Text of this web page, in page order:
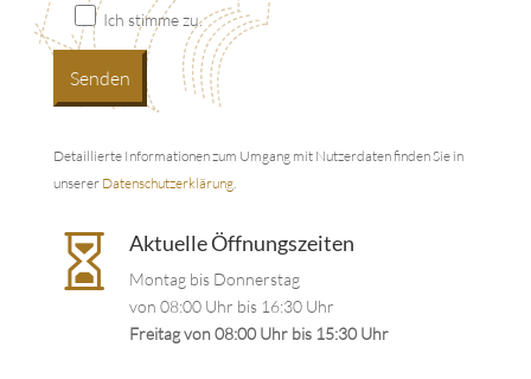
Ich stimme zu.
Detaillierte Informationen zum Umgang mit Nutzerdaten finden Sie in
unserer Datenschutzerklärung.
 Aktuelle Öffnungszeiten
Montag bis Donnerstag
von 08:00 Uhr bis 16:30 Uhr
Freitag von 08:00 Uhr bis 15:30 Uhr